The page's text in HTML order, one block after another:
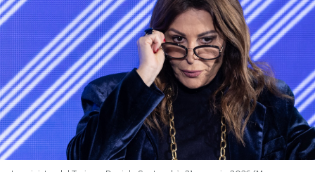
Mondiali calcio 2026
PODCAST
NEWSLETTER
I MIEI PREFERITI